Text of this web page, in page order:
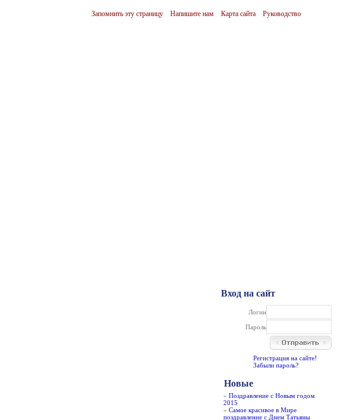
Запомнить эту страницу Напишите нам Карта сайта Руководство
Вход на сайт
Логин
Пароль
Регистрация на сайте!
Забыли пароль?
Новые
» Поздравление с Новым годом
2015
» Самое красивое в Мире
поздравление с Днем Татьяны